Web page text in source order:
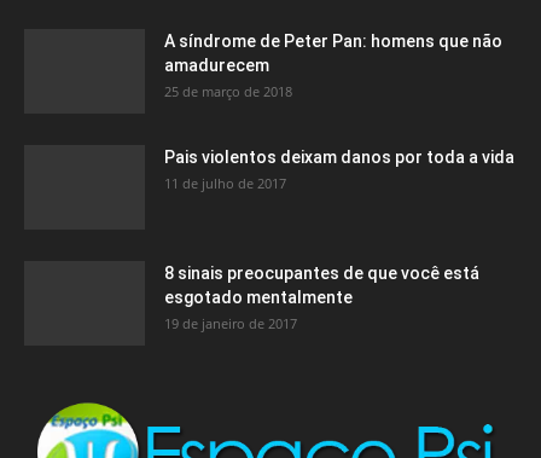
A síndrome de Peter Pan: homens que não
amadurecem
25 de março de 2018
Pais violentos deixam danos por toda a vida
11 de julho de 2017
8 sinais preocupantes de que você está
esgotado mentalmente
19 de janeiro de 2017